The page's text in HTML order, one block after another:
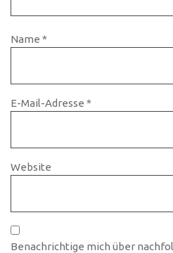
Name *
E-Mail-Adresse *
Website
Benachrichtige mich über